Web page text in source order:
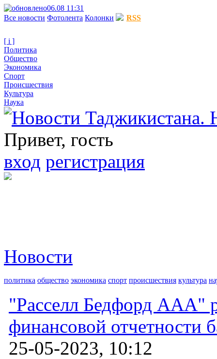
06.08 11:31
Все новости Фотолента Колонки RSS
[ i ]
Политика
Общество
Экономика
Спорт
Происшествия
Культура
Наука
Привет, гость
вход регистрация
Новости
политика общество экономика спорт происшествия культура
"Расселл Бедфорд ААА"
финансовой отчетности
25-05-2023, 10:12